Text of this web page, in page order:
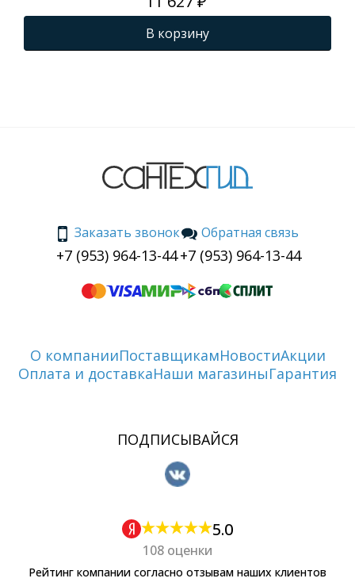
В корзину
Заказать звонок
+7 (953) 964-13-44
Обратная связь
+7 (953) 964-13-44
О компанииПоставщикамНовостиАкции
Оплата и доставкаНаши магазиныГарантия
ПОДПИСЫВАЙСЯ
5.0
108 оценки
Рейтинг компании согласно отзывам наших клиентов